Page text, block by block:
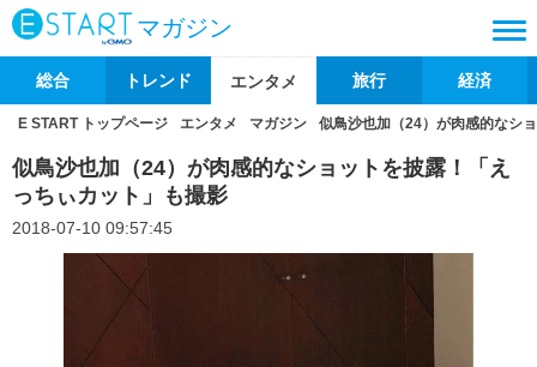
マガジン
総合 トレンド エンタメ 旅行 経済
E START トップページ エンタメ マガジン 似鳥沙也加（24）が肉感的なシ
似鳥沙也加（24）が肉感的なショットを披露！「え
っちぃカット」も撮影
2018-07-10 09:57:45